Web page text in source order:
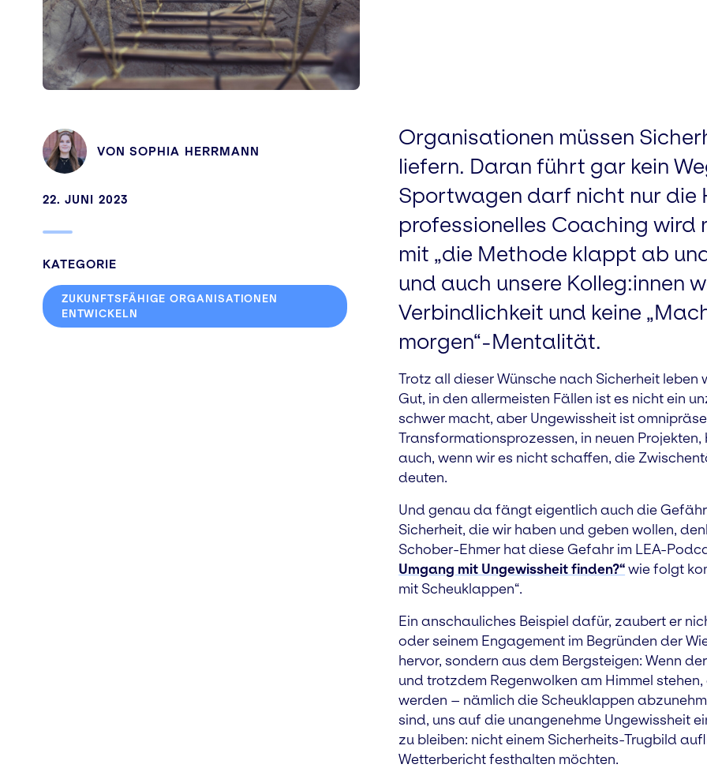
VONSOPHIA HERRMANN
22. JUNI 2023
KATEGORIE
ZUKUNFTSFÄHIGE ORGANISATIONEN
ENTWICKELN
Organisationen müssen
liefern. Daran führt gar kein
Sportwagen darf nicht nur die
professionelles Coaching wird
mit „die Methode klappt ab
und auch unsere Kolleg:innen
Verbindlichkeit und keine
morgen“-Mentalität.
Trotz all dieser Wünsche nach Sicherheit
Gut, in den allermeisten Fällen ist es nicht ein
schwer macht, aber Ungewissheit ist
Transformationsprozessen, in neuen
auch, wenn wir es nicht schaffen, die
deuten.
Und genau da fängt eigentlich auch die
Sicherheit, die wir haben und geben wollen,
Schober-Ehmer hat diese Gefahr im LEA-
Umgang mit Ungewissheit finden?“ wie folgt
mit Scheuklappen“.
Ein anschauliches Beispiel dafür, zaubert er
oder seinem Engagement im Begründen der
hervor, sondern aus dem Bergsteigen: Wenn
und trotzdem Regenwolken am Himmel
werden – nämlich die Scheuklappen
sind, uns auf die unangenehme Ungewissheit
zu bleiben: nicht einem Sicherheits-Trugbild
Wetterbericht festhalten möchten.